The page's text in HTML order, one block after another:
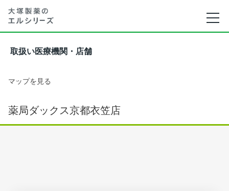
取扱い医療機関・店舗
マップを見る
薬局ダックス京都衣笠店